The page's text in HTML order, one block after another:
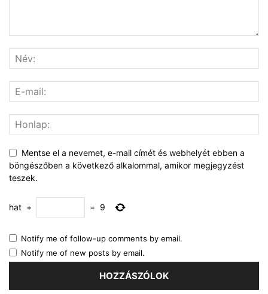
Mentse el a nevemet, e-mail címét és webhelyét ebben a
böngészőben a következő alkalommal, amikor megjegyzést
teszek.
hat + = 9
Notify me of follow-up comments by email.
Notify me of new posts by email.